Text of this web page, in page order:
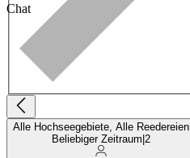
Chat
Alle Hochseegebiete, Alle Reedereien
Beliebiger Zeitraum 2